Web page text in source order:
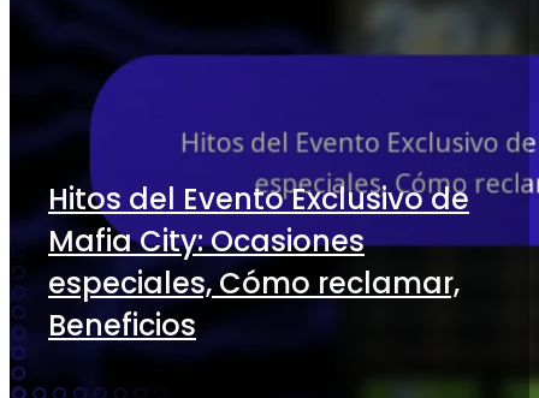
Hitos del Evento Exclusivo de
Mafia City: Ocasiones
especiales, Cómo reclamar,
Beneficios